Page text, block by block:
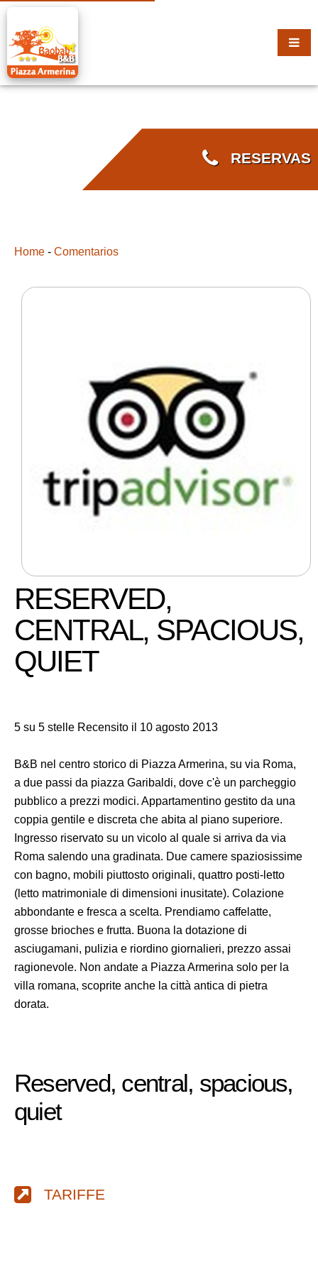
RESERVAS
Home - Comentarios
RESERVED,
CENTRAL, SPACIOUS,
QUIET
5 su 5 stelle Recensito il 10 agosto 2013
B&B nel centro storico di Piazza Armerina, su via Roma,
a due passi da piazza Garibaldi, dove c'è un parcheggio
pubblico a prezzi modici. Appartamentino gestito da una
coppia gentile e discreta che abita al piano superiore.
Ingresso riservato su un vicolo al quale si arriva da via
Roma salendo una gradinata. Due camere spaziosissime
con bagno, mobili piuttosto originali, quattro posti-letto
(letto matrimoniale di dimensioni inusitate). Colazione
abbondante e fresca a scelta. Prendiamo caffelatte,
grosse brioches e frutta. Buona la dotazione di
asciugamani, pulizia e riordino giornalieri, prezzo assai
ragionevole. Non andate a Piazza Armerina solo per la
villa romana, scoprite anche la città antica di pietra
dorata.
Reserved, central, spacious,
quiet
TARIFFE